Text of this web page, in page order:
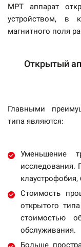
МРТ аппарат
устройством, в
магнитного поля
Открытый
Главными
типа являются:
Уменьшение
исследования.
Стоимость
открытого
стоимостью
обслуживания.
Больше